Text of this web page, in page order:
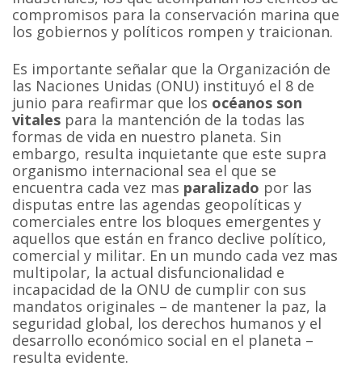
compromisos para la conservación marina que
los gobiernos y políticos rompen y traicionan.
Es importante señalar que la Organización de
las Naciones Unidas (ONU) instituyó el 8 de
junio para reafirmar que los océanos son
vitales para la mantención de la todas las
formas de vida en nuestro planeta. Sin
embargo, resulta inquietante que este supra
organismo internacional sea el que se
encuentra cada vez mas paralizado por las
disputas entre las agendas geopolíticas y
comerciales entre los bloques emergentes y
aquellos que están en franco declive político,
comercial y militar. En un mundo cada vez mas
multipolar, la actual disfuncionalidad e
incapacidad de la ONU de cumplir con sus
mandatos originales – de mantener la paz, la
seguridad global, los derechos humanos y el
desarrollo económico social en el planeta –
resulta evidente.